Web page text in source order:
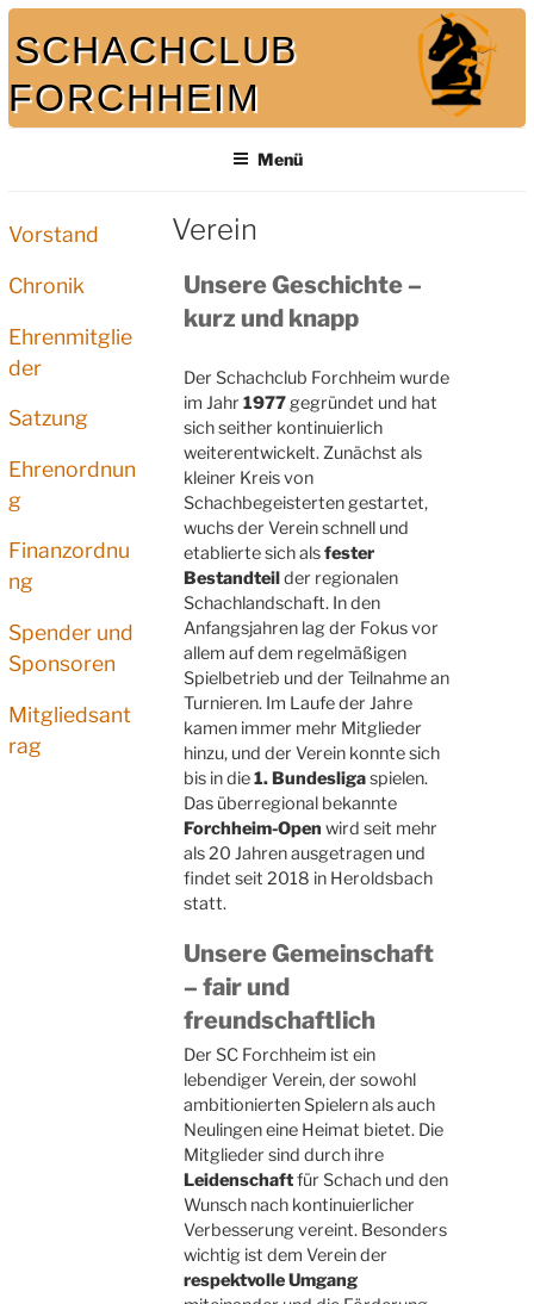
SCHACHCLUB
FORCHHEIM
Menü
Vorstand
Chronik
Ehrenmitglie
der
Satzung
Ehrenordnun
g
Finanzordnu
ng
Spender und
Sponsoren
Mitgliedsant
rag
Verein
Unsere Geschichte –
kurz und knapp
Der Schachclub Forchheim wurde
im Jahr1977gegründet und hat
sich seither kontinuierlich
weiterentwickelt. Zunächst als
kleiner Kreis von
Schachbegeisterten gestartet,
wuchs der Verein schnell und
etablierte sich alsfester
Bestandteilder regionalen
Schachlandschaft. In den
Anfangsjahren lag der Fokus vor
allem auf dem regelmäßigen
Spielbetrieb und der Teilnahme an
Turnieren. Im Laufe der Jahre
kamen immer mehr Mitglieder
hinzu, und der Verein konnte sich
bis in die1. Bundesligaspielen.
Das überregional bekannte
Forchheim-Open wird seit mehr
als 20 Jahren ausgetragen und
findet seit 2018 in Heroldsbach
statt.
Unsere Gemeinschaft
– fair und
freundschaftlich
Der SC Forchheim ist ein
lebendiger Verein, der sowohl
ambitionierten Spielern als auch
Neulingen eine Heimat bietet. Die
Mitglieder sind durch ihre
Leidenschaftfür Schach und den
Wunsch nach kontinuierlicher
Verbesserung vereint. Besonders
wichtig ist dem Verein der
respektvolle Umgang